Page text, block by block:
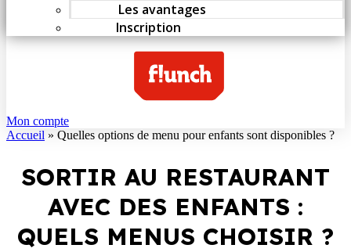
Les avantages
Inscription
Mon compte
Accueil » Quelles options de menu pour enfants sont disponibles ?
SORTIR AU RESTAURANT
AVEC DES ENFANTS :
QUELS MENUS CHOISIR ?